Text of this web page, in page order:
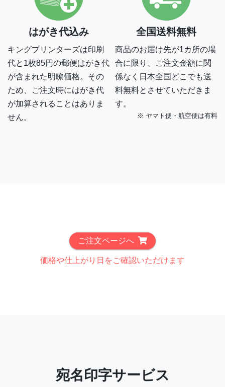
はがき代込み
キングプリンターズは印刷
代と1枚85円の郵便はがき代
が含まれた明瞭価格。その
ため、ご注文時にはがき代
が加算されることはありま
せん。
全国送料無料
商品のお届け先が1カ所の場
合に限り、ご注文金額に関
係なく日本全国どこでも送
料無料とさせていただきま
す。
※ ヤマト便・航空便は有料
ご注文ページへ
価格や仕上がり日をご確認いただけます
宛名印字サービス